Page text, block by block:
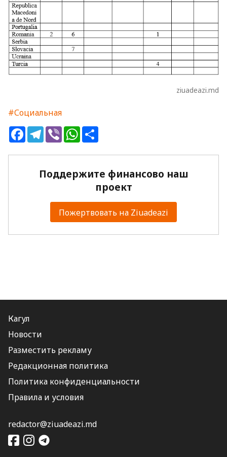
ziuadeazi.md
#Социальная
FacebookTelegram
ViberWhatsApp
Поддержите финансово наш
проект
Пожертвовать на Ziuadeazi
Кагул
Новости
Разместить рекламу
Редакционная политика
Политика конфиденциальности
Правила и условия
redactor@ziuadeazi.md